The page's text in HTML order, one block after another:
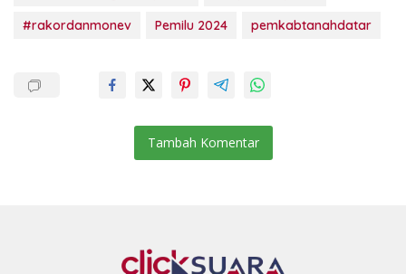
#rakordanmonev
Pemilu 2024 pemkabtanahdatar
Tambah Komentar